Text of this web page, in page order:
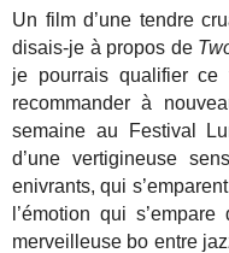
Un film d’une tendre
disais-je à propos de
je pourrais qualifier ce
recommander à
semaine au Festival
d’une vertigineuse
enivrants, qui
l’émotion qui
merveilleuse bo entre